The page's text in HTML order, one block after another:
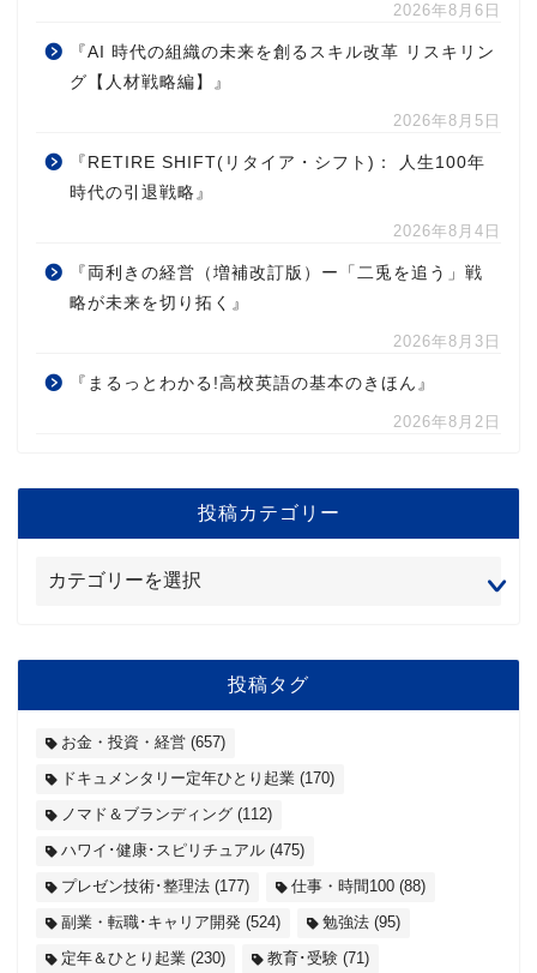
2026年8月6日
『AI 時代の組織の未来を創るスキル改革 リスキリン
グ【人材戦略編】』
2026年8月5日
『RETIRE SHIFT(リタイア・シフト)： 人生100年
時代の引退戦略』
2026年8月4日
『両利きの経営（増補改訂版）ー「二兎を追う」戦
略が未来を切り拓く』
2026年8月3日
『まるっとわかる!高校英語の基本のきほん』
2026年8月2日
投稿カテゴリー
投稿タグ
お金・投資・経営 (657)
ドキュメンタリー定年ひとり起業 (170)
ノマド＆ブランディング (112)
ハワイ･健康･スピリチュアル (475)
プレゼン技術･整理法 (177) 仕事・時間100 (88)
副業・転職･キャリア開発 (524) 勉強法 (95)
定年＆ひとり起業 (230) 教育･受験 (71)